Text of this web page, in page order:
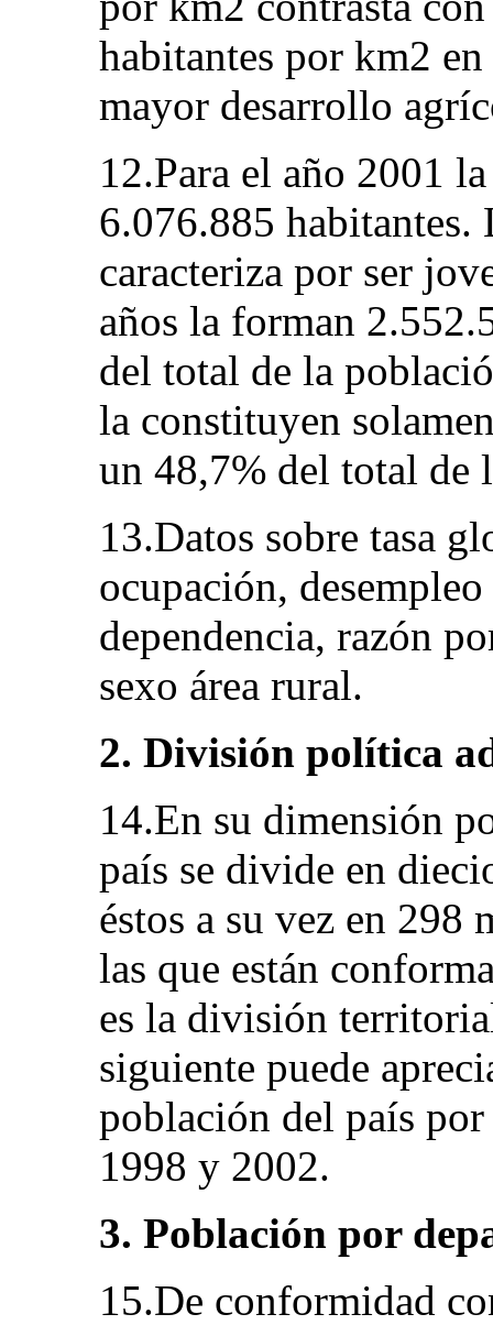
habitantes por km2
mayor desarrollo
12.Para el año 2001
6.076.885 habitantes.
caracteriza por ser
años la forman
del total de la
la constituyen
un 48,7% del total de
13.Datos sobre tasa
ocupación,
dependencia, razón
sexo área rural.
2. División política
14.En su dimensión
país se divide en
éstos a su vez en 298
las que están
es la división
siguiente puede
población del país por
1998 y 2002.
3. Población por
15.De conformidad